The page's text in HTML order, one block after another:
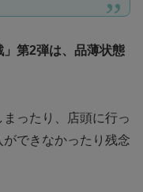
第2弾は、品薄状態
ったり、店頭に行っ
できなかったり残念